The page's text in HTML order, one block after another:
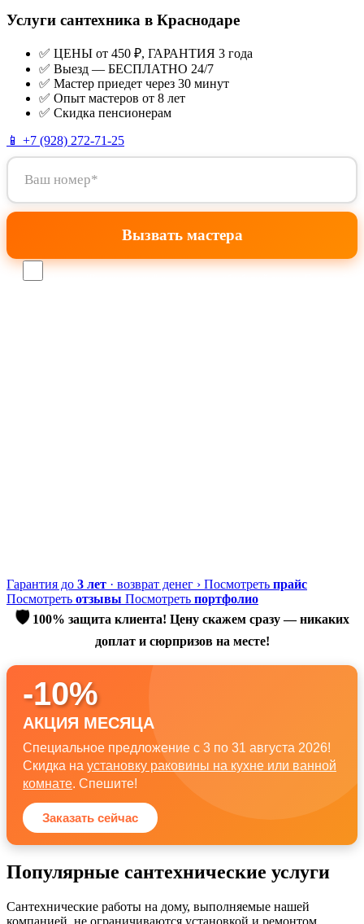
Услуги сантехника в Краснодаре
✅ ЦЕНЫ от 450 ₽, ГАРАНТИЯ 3 года
✅ Выезд — БЕСПЛАТНО 24/7
✅ Мастер приедет через 30 минут
✅ Опыт мастеров от 8 лет
✅ Скидка пенсионерам
📱 +7 (928) 272-71-25
Гарантия до 3 лет · возврат денег › Посмотреть прайс
Посмотреть отзывы Посмотреть портфолио
🛡️100% защита клиента! Цену скажем сразу — никаких
доплат и сюрпризов на месте!
-10%
АКЦИЯ МЕСЯЦА
Специальное предложение с 3 по 31 августа 2026!
Скидка на установку раковины на кухне или ванной
комнате. Спешите!
Заказать сейчас
Популярные сантехнические услуги
Сантехнические работы на дому, выполняемые нашей
компанией, не ограничиваются установкой и ремонтом